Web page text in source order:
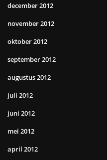
december 2012
november 2012
oktober 2012
september 2012
augustus 2012
juli 2012
juni 2012
mei 2012
april 2012